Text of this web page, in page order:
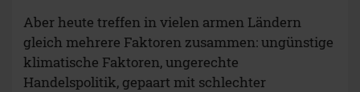
Aber heute treffen in vielen armen Ländern
gleich mehrere Faktoren zusammen: ungünstige
klimatische Faktoren, ungerechte
Handelspolitik, gepaart mit schlechter